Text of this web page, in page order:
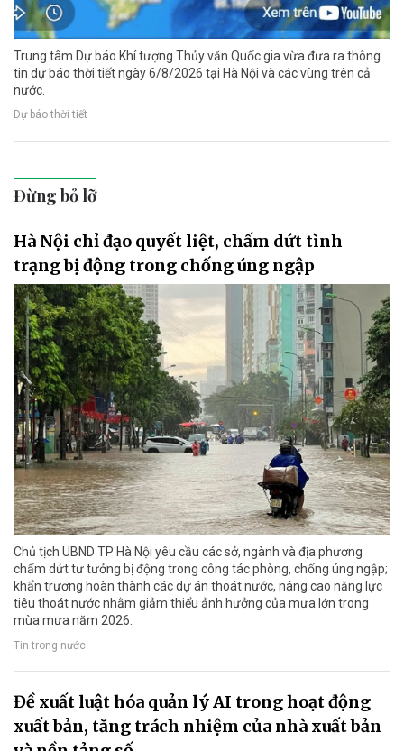
Trung tâm Dự báo Khí tượng Thủy văn Quốc gia vừa đưa ra thông
tin dự báo thời tiết ngày 6/8/2026 tại Hà Nội và các vùng trên cả
nước.
Dự báo thời tiết
Đừng bỏ lỡ
Hà Nội chỉ đạo quyết liệt, chấm dứt tình
trạng bị động trong chống úng ngập
Chủ tịch UBND TP Hà Nội yêu cầu các sở, ngành và địa phương
chấm dứt tư tưởng bị động trong công tác phòng, chống úng ngập;
khẩn trương hoàn thành các dự án thoát nước, nâng cao năng lực
tiêu thoát nước nhằm giảm thiểu ảnh hưởng của mưa lớn trong
mùa mưa năm 2026.
Tin trong nước
Đề xuất luật hóa quản lý AI trong hoạt động
xuất bản, tăng trách nhiệm của nhà xuất bản